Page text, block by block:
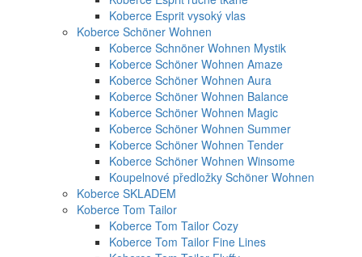
Koberce Esprit vysoký vlas
Koberce Schöner Wohnen
Koberce Schnöner Wohnen Mystik
Koberce Schöner Wohnen Amaze
Koberce Schöner Wohnen Aura
Koberce Schöner Wohnen Balance
Koberce Schöner Wohnen Magic
Koberce Schöner Wohnen Summer
Koberce Schöner Wohnen Tender
Koberce Schöner Wohnen Winsome
Koupelnové předložky Schöner Wohnen
Koberce SKLADEM
Koberce Tom Tailor
Koberce Tom Tailor Cozy
Koberce Tom Tailor Fine Lines